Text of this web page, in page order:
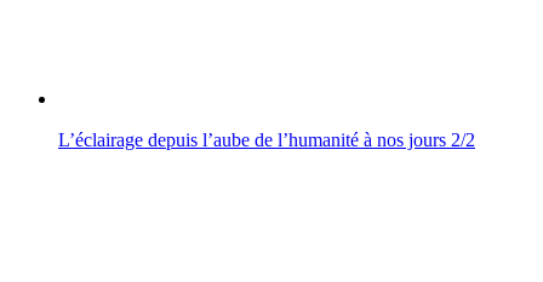
L’éclairage depuis l’aube de l’humanité à nos jours 2/2